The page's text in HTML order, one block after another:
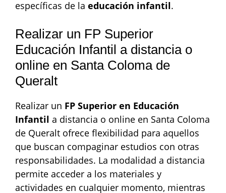
específicas de la educación infantil.
Realizar un FP Superior
Educación Infantil a distancia o
online en Santa Coloma de
Queralt
Realizar un FP Superior en Educación
Infantil a distancia o online en Santa Coloma
de Queralt ofrece flexibilidad para aquellos
que buscan compaginar estudios con otras
responsabilidades. La modalidad a distancia
permite acceder a los materiales y
actividades en cualquier momento, mientras